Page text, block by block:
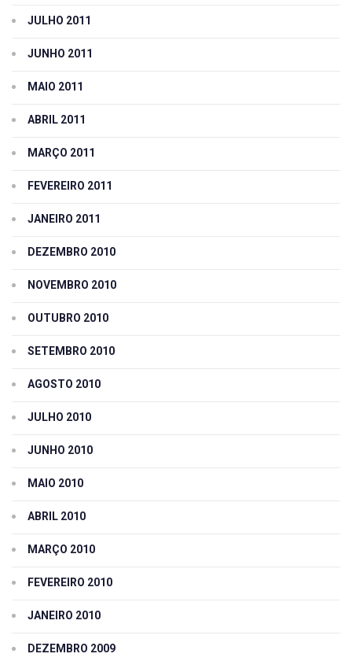
JULHO 2011
JUNHO 2011
MAIO 2011
ABRIL 2011
MARÇO 2011
FEVEREIRO 2011
JANEIRO 2011
DEZEMBRO 2010
NOVEMBRO 2010
OUTUBRO 2010
SETEMBRO 2010
AGOSTO 2010
JULHO 2010
JUNHO 2010
MAIO 2010
ABRIL 2010
MARÇO 2010
FEVEREIRO 2010
JANEIRO 2010
DEZEMBRO 2009